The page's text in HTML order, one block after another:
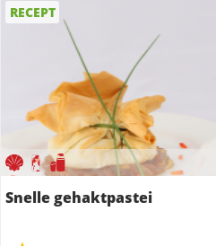
RECEPT
Snelle gehaktpastei